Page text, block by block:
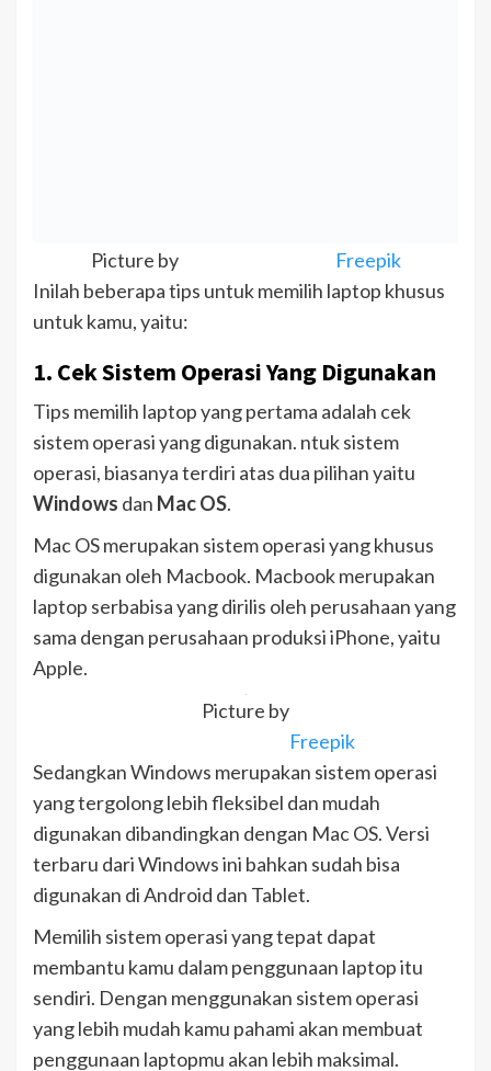
Picture by
Freepik
Inilah beberapa tips untuk memilih laptop khusus
untuk kamu, yaitu:
1. Cek Sistem Operasi Yang Digunakan
Tips memilih laptop yang pertama adalah cek
sistem operasi yang digunakan. ntuk sistem
operasi, biasanya terdiri atas dua pilihan yaitu
Windows dan Mac OS.
Mac OS merupakan sistem operasi yang khusus
digunakan oleh Macbook. Macbook merupakan
laptop serbabisa yang dirilis oleh perusahaan yang
sama dengan perusahaan produksi iPhone, yaitu
Apple.
Picture by
Freepik
Sedangkan Windows merupakan sistem operasi
yang tergolong lebih fleksibel dan mudah
digunakan dibandingkan dengan Mac OS. Versi
terbaru dari Windows ini bahkan sudah bisa
digunakan di Android dan Tablet.
Memilih sistem operasi yang tepat dapat
membantu kamu dalam penggunaan laptop itu
sendiri. Dengan menggunakan sistem operasi
yang lebih mudah kamu pahami akan membuat
penggunaan laptopmu akan lebih maksimal.